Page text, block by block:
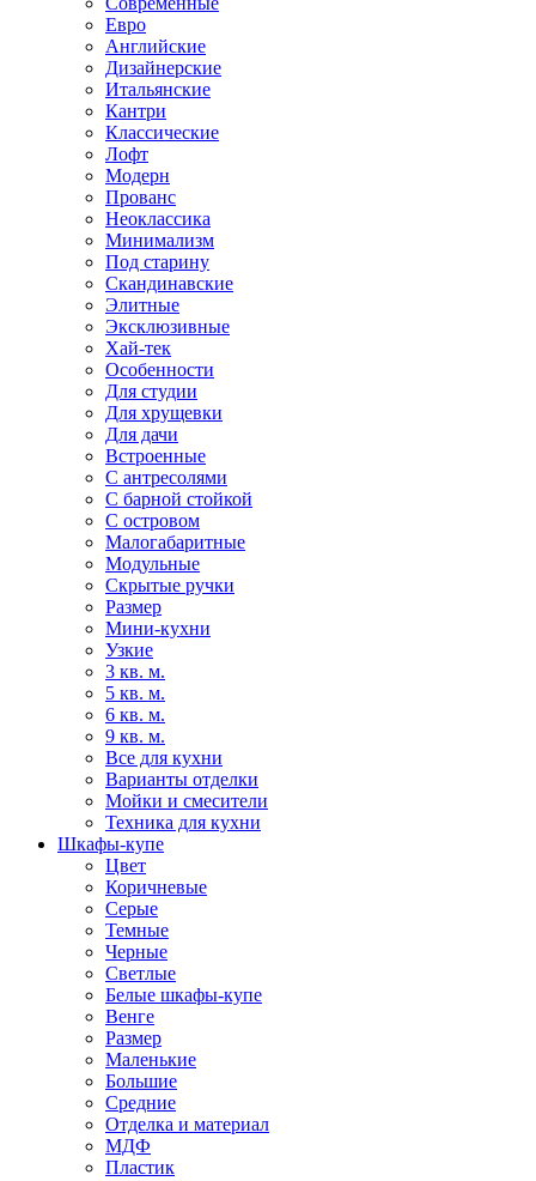
Евро
Английские
Дизайнерские
Итальянские
Кантри
Классические
Лофт
Модерн
Прованс
Неоклассика
Минимализм
Под старину
Скандинавские
Элитные
Эксклюзивные
Хай-тек
Особенности
Для студии
Для хрущевки
Для дачи
Встроенные
С антресолями
С барной стойкой
С островом
Малогабаритные
Модульные
Скрытые ручки
Размер
Мини-кухни
Узкие
3 кв. м.
5 кв. м.
6 кв. м.
9 кв. м.
Все для кухни
Варианты отделки
Мойки и смесители
Техника для кухни
Шкафы-купе
Цвет
Коричневые
Серые
Темные
Черные
Светлые
Белые шкафы-купе
Венге
Размер
Маленькие
Большие
Средние
Отделка и материал
МДФ
Пластик